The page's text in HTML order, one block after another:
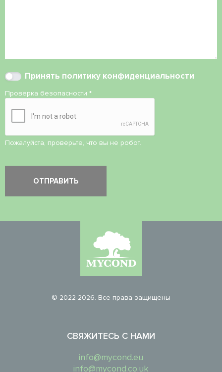
Принять политику конфиденциальности
Проверка безопасности *
Пожалуйста, проверьте, что вы не робот.
© 2022-2026. Все права защищены
СВЯЖИТЕСЬ С НАМИ
info@mycond.eu
info@mycond.co.uk